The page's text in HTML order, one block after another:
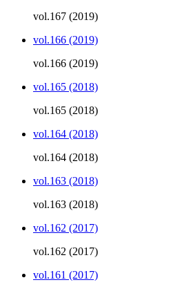
vol.167 (2019)
vol.166 (2019)
vol.166 (2019)
vol.165 (2018)
vol.165 (2018)
vol.164 (2018)
vol.164 (2018)
vol.163 (2018)
vol.163 (2018)
vol.162 (2017)
vol.162 (2017)
vol.161 (2017)